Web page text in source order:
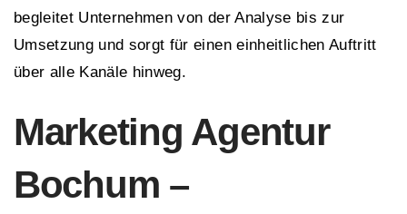
begleitet Unternehmen von der Analyse bis zur
Umsetzung und sorgt für einen einheitlichen Auftritt
über alle Kanäle hinweg.
Marketing Agentur
Bochum –